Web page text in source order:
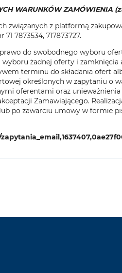
WARUNKÓW ZAMÓWIENIA
związanych z platformą
7873534, 717873727.
prawo do swobodnego wyboru
żadnej oferty i zamknięcia
terminu do składania ofert
określonych w zapytaniu o
oferentami oraz
Zamawiającego.
po zawarciu umowy w formie